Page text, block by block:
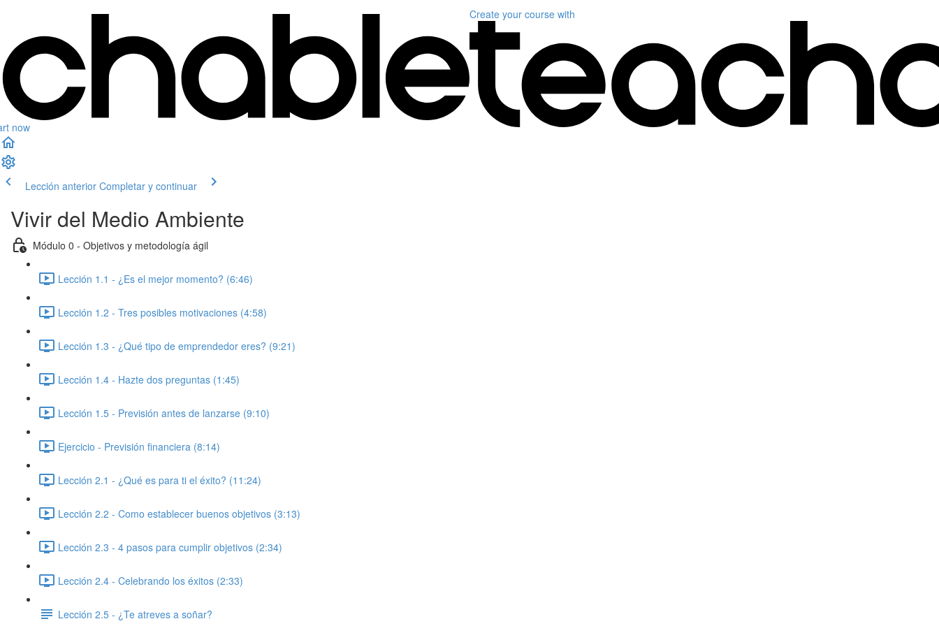
now
Create your course with
Lección anterior Completar y continuar
Vivir del Medio Ambiente
Módulo 0 - Objetivos y metodología ágil
Lección 1.1 - ¿Es el mejor momento? (6:46)
Lección 1.2 - Tres posibles motivaciones (4:58)
Lección 1.3 - ¿Qué tipo de emprendedor eres? (9:21)
Lección 1.4 - Hazte dos preguntas (1:45)
Lección 1.5 - Previsión antes de lanzarse (9:10)
Ejercicio - Previsión financiera (8:14)
Lección 2.1 - ¿Qué es para ti el éxito? (11:24)
Lección 2.2 - Como establecer buenos objetivos (3:13)
Lección 2.3 - 4 pasos para cumplir objetivos (2:34)
Lección 2.4 - Celebrando los éxitos (2:33)
Lección 2.5 - ¿Te atreves a soñar?